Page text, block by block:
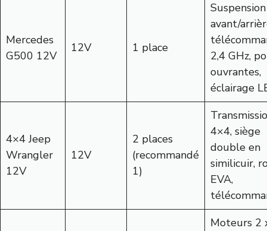
Mercedes
G500 12V
12V 1 place
Suspension
avant/
2,4 GHz,
ouvrantes,
éclairage
4×4 Jeep
Wrangler
12V
12V
2 places
(recommandé
1)
4×4, siège
double en
similicuir,
EVA,
Moteurs 2